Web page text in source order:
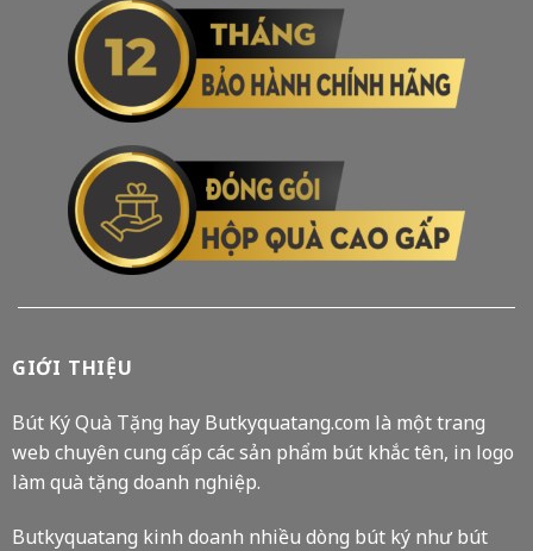
GIỚI THIỆU
Bút Ký Quà Tặng hay Butkyquatang.com là một trang
web chuyên cung cấp các sản phẩm bút khắc tên, in logo
làm quà tặng doanh nghiệp.
Butkyquatang kinh doanh nhiều dòng bút ký như bút